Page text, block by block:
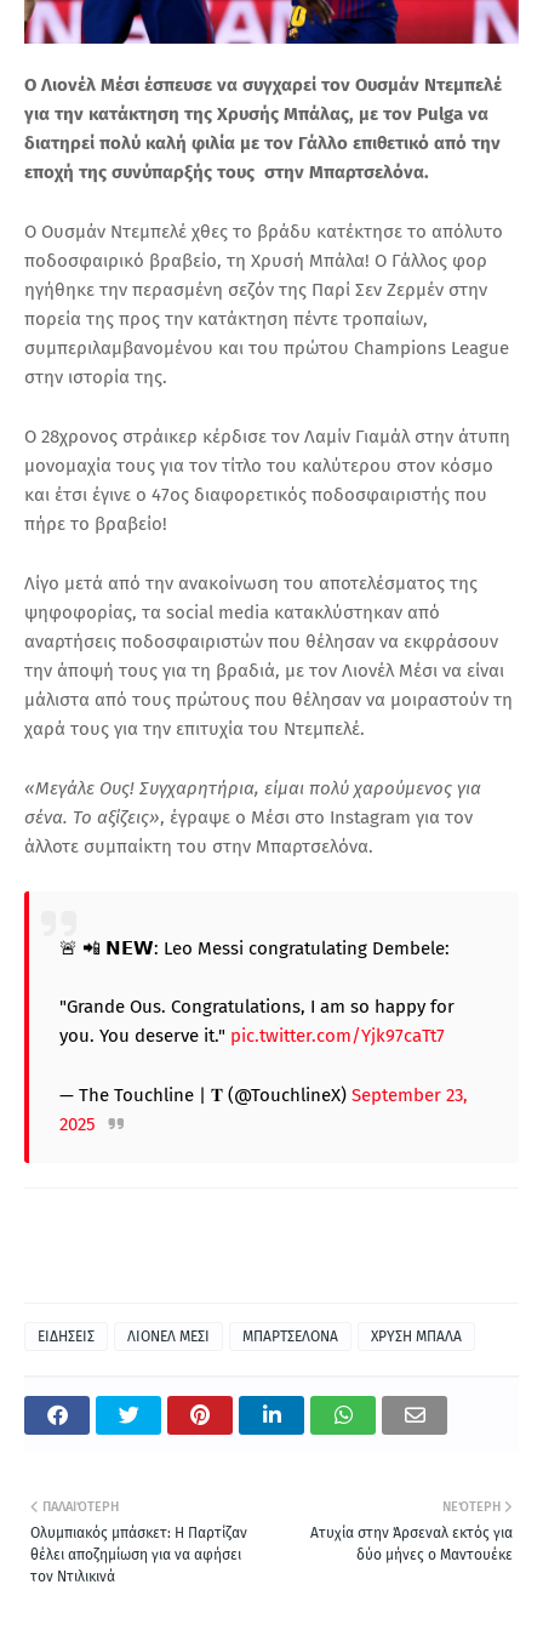
Ο Λιονέλ Μέσι έσπευσε να συγχαρεί τον Ουσμάν Ντεμπελέ
για την κατάκτηση της Χρυσής Μπάλας, με τον Pulga να
διατηρεί πολύ καλή φιλία με τον Γάλλο επιθετικό από την
εποχή της συνύπαρξής τους στην Μπαρτσελόνα.
Ο Ουσμάν Ντεμπελέ χθες το βράδυ κατέκτησε το απόλυτο
ποδοσφαιρικό βραβείο, τη Χρυσή Μπάλα! Ο Γάλλος φορ
ηγήθηκε την περασμένη σεζόν της Παρί Σεν Ζερμέν στην
πορεία της προς την κατάκτηση πέντε τροπαίων,
συμπεριλαμβανομένου και του πρώτου Champions League
στην ιστορία της.
Ο 28χρονος στράικερ κέρδισε τον Λαμίν Γιαμάλ στην άτυπη
μονομαχία τους για τον τίτλο του καλύτερου στον κόσμο
και έτσι έγινε ο 47ος διαφορετικός ποδοσφαιριστής που
πήρε το βραβείο!
Λίγο μετά από την ανακοίνωση του αποτελέσματος της
ψηφοφορίας, τα social media κατακλύστηκαν από
αναρτήσεις ποδοσφαιριστών που θέλησαν να εκφράσουν
την άποψή τους για τη βραδιά, με τον Λιονέλ Μέσι να είναι
μάλιστα από τους πρώτους που θέλησαν να μοιραστούν τη
χαρά τους για την επιτυχία του Ντεμπελέ.
«Μεγάλε Ους! Συγχαρητήρια, είμαι πολύ χαρούμενος για
σένα. Το αξίζεις», έγραψε ο Μέσι στο Instagram για τον
άλλοτε συμπαίκτη του στην Μπαρτσελόνα.
🚨 📲 𝗡𝗘𝗪: Leo Messi congratulating Dembele:
"Grande Ous. Congratulations, I am so happy for
you. You deserve it." pic.twitter.com/Yjk97caTt7
— The Touchline | 𝐓 (@TouchlineX) September 23,
2025
ΕΙΔΗΣΕΙΣ ΛΙΟΝΕΛ ΜΕΣΙ ΜΠΑΡΤΣΕΛΟΝΑ ΧΡΥΣΗ ΜΠΑΛΑ
ΝΕΌΤΕΡΗ
Ατυχία στην Άρσεναλ εκτός για
δύο μήνες ο Μαντουέκε
ΠΑΛΑΙΌΤΕΡΗ
Ολυμπιακός μπάσκετ: Η Παρτίζαν
θέλει αποζημίωση για να αφήσει
τον Ντιλικινά